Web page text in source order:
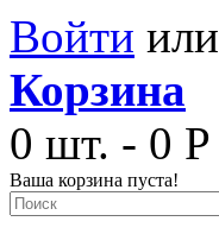
Войти или
Корзина
0 шт. - 0 Р
Ваша корзина пуста!